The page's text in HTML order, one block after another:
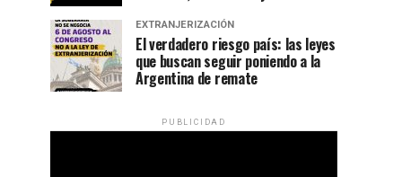
EXTRANJERIZACIÓN
El verdadero riesgo país: las leyes
que buscan seguir poniendo a la
Argentina de remate
PUBLICIDAD